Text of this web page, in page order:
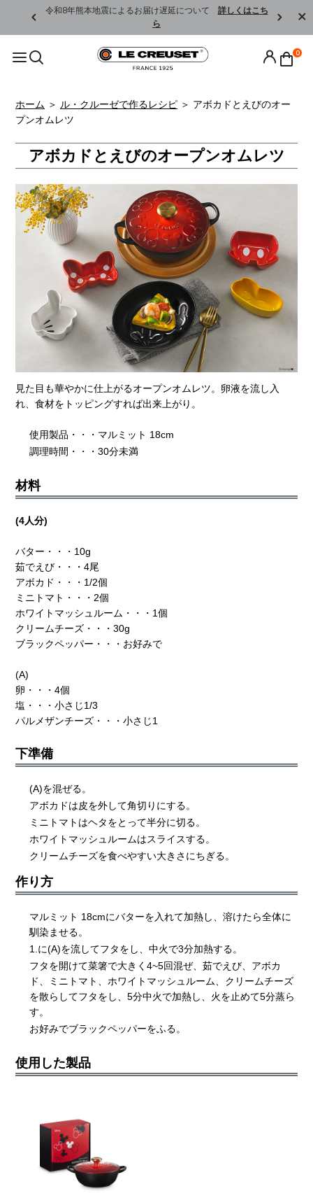
令和8年熊本地震によるお届け遅延について 詳しくはこち
ら
0
ホーム ＞ ル・クルーゼで作るレシピ ＞ アボカドとえびのオー
プンオムレツ
アボカドとえびのオープンオムレツ
見た目も華やかに仕上がるオープンオムレツ。卵液を流し入
れ、食材をトッピングすれば出来上がり。
使用製品・・・マルミット 18cm
調理時間・・・30分未満
材料
(4人分)
バター・・・10g
茹でえび・・・4尾
アボカド・・・1/2個
ミニトマト・・・2個
ホワイトマッシュルーム・・・1個
クリームチーズ・・・30g
ブラックペッパー・・・お好みで
(A)
卵・・・4個
塩・・・小さじ1/3
パルメザンチーズ・・・小さじ1
下準備
(A)を混ぜる。
アボカドは皮を外して角切りにする。
ミニトマトはヘタをとって半分に切る。
ホワイトマッシュルームはスライスする。
クリームチーズを食べやすい大きさにちぎる。
作り方
マルミット 18cmにバターを入れて加熱し、溶けたら全体に
馴染ませる。
1.に(A)を流してフタをし、中火で3分加熱する。
フタを開けて菜箸で大きく4~5回混ぜ、茹でえび、アボカ
ド、ミニトマト、ホワイトマッシュルーム、クリームチーズ
を散らしてフタをし、5分中火で加熱し、火を止めて5分蒸ら
す。
お好みでブラックペッパーをふる。
使用した製品